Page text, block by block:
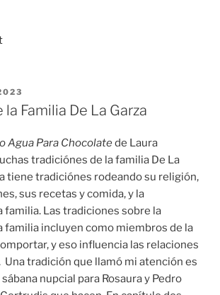
Familia De La Garza
Agua Para Chocolatede Laura
tradiciónes de la familia De La
tiene tradiciónes rodeando su religión,
sus recetas y comida, y la
familia. Las tradiciones sobre la
familia incluyen como miembros de la
y eso influencia las relaciones
tradición que llamó mi atención es
nupcial para Rosaura y Pedro